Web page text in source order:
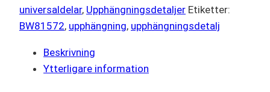
universaldelar, Upphängningsdetaljer Etiketter:
BW81572, upphängning, upphängningsdetalj
Beskrivning
Ytterligare information